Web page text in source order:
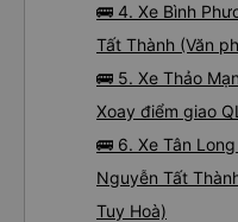
🚌 4. Xe Bình
Tất Thành (Văn
🚌 5. Xe Thảo
Xoay điểm giao
🚌 6. Xe Tân
Nguyễn Tất
Tuy Hoà)